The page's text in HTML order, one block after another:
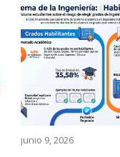
junio 9, 2026